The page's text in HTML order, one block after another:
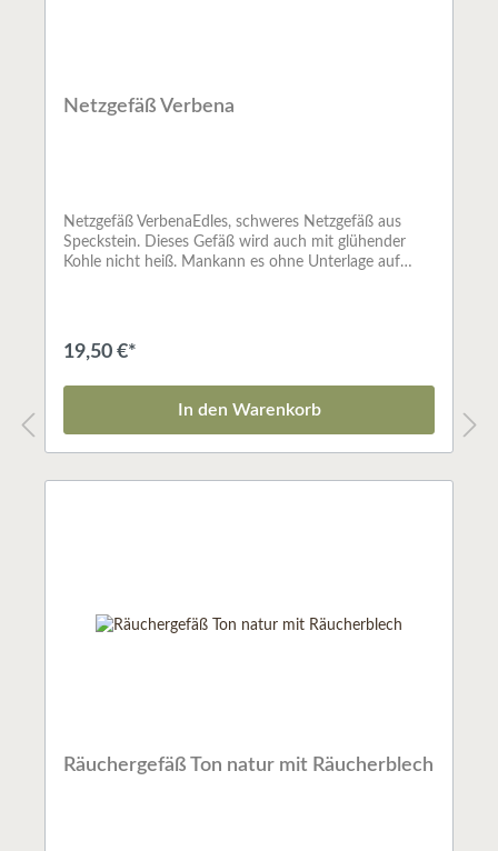
Netzgefäß Verbena
Netzgefäß VerbenaEdles, schweres Netzgefäß aus
Speckstein. Dieses Gefäß wird auch mit glühender
Kohle nicht heiß. Mankann es ohne Unterlage auf
Blätterrauke.Speckstein grün
19,50 €*
In den Warenkorb
Räuchergefäß Ton natur mit Räucherblech